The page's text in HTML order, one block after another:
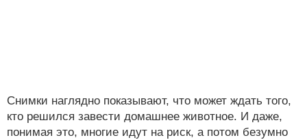
Снимки наглядно показывают, что может ждать того,
кто решился завести домашнее животное. И даже,
понимая это, многие идут на риск, а потом безумно